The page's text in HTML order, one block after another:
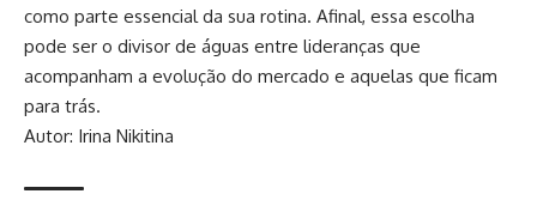
como parte essencial da sua rotina. Afinal, essa escolha
pode ser o divisor de águas entre lideranças que
acompanham a evolução do mercado e aquelas que ficam
para trás.
Autor: Irina Nikitina